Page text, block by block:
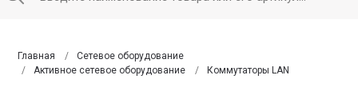
Главная
Сетевое оборудование
Активное сетевое оборудование
Коммутаторы LAN